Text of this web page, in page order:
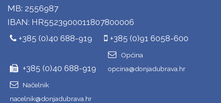
MB: 2556987
IBAN: HR5523900011807800006
+385 (0)40 688-919
+385 (0)91 6058-600
+385 (0)40 688-919
Općina
opcina@donjadubrava.hr
Načelnik
nacelnik@donjadubrava.hr